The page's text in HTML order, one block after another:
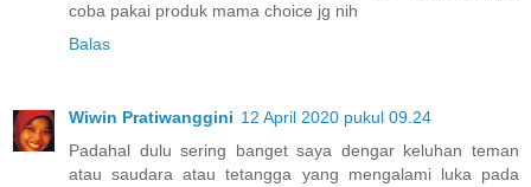
coba pakai produk mama choice jg nih
Balas
Wiwin Pratiwanggini 12 April 2020 pukul 09.24
Padahal dulu sering banget saya dengar keluhan teman
atau saudara atau tetangga yang mengalami luka pada